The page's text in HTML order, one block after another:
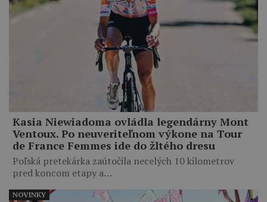
Kasia Niewiadoma ovládla legendárny Mont
Ventoux. Po neuveriteľnom výkone na Tour
de France Femmes ide do žltého dresu
Poľská pretekárka zaútočila necelých 10 kilometrov
pred koncom etapy a…
NOVINKY